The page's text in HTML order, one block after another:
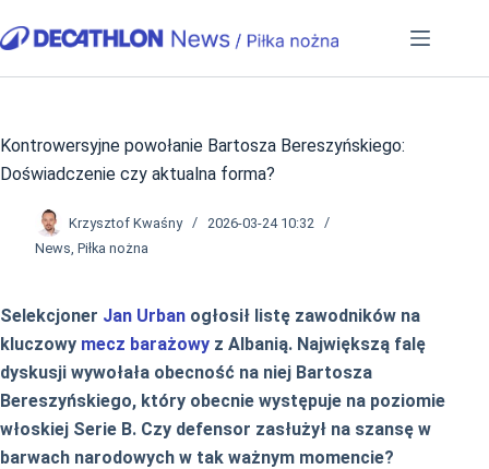
do
Kontrowersyjne powołanie Bartosza Bereszyńskiego:
Doświadczenie czy aktualna forma?
Krzysztof Kwaśny
2026-03-24 10:32
News, Piłka nożna
Selekcjoner Jan Urban ogłosił listę zawodników na
kluczowy mecz barażowy z Albanią. Największą falę
dyskusji wywołała obecność na niej Bartosza
Bereszyńskiego, który obecnie występuje na poziomie
włoskiej Serie B. Czy defensor zasłużył na szansę w
barwach narodowych w tak ważnym momencie?